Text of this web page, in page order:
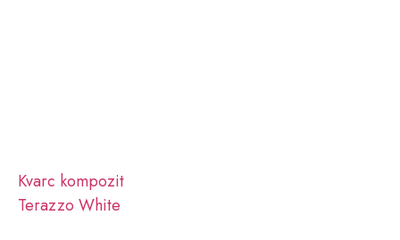
Kvarc kompozit
Terazzo White